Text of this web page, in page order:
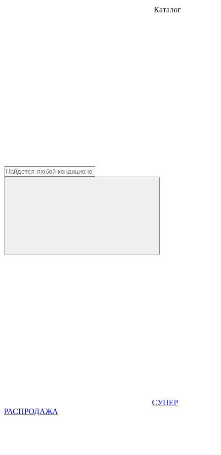
Каталог
СУПЕР
РАСПРОДАЖА